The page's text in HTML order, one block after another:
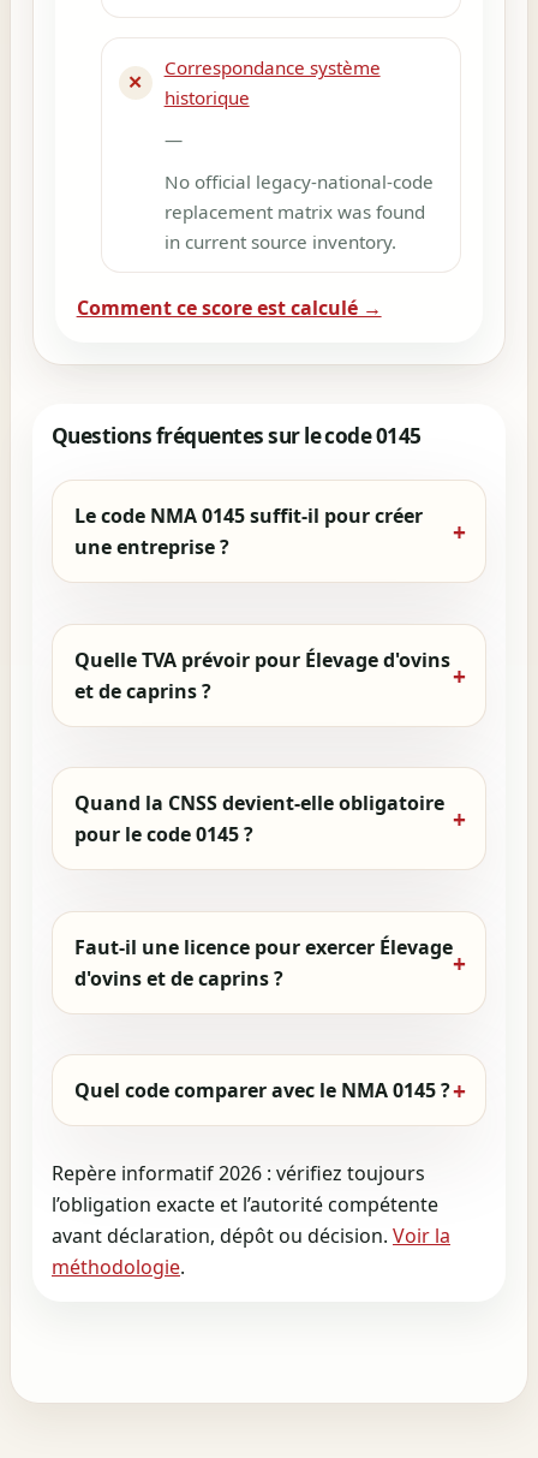
✕
Correspondance système
historique
—
No official legacy-national-code
replacement matrix was found
in current source inventory.
Comment ce score est calculé →
Questions fréquentes sur le code 0145
Le code NMA 0145 suffit-il pour créer
une entreprise ?
Quelle TVA prévoir pour Élevage d'ovins
et de caprins ?
Quand la CNSS devient-elle obligatoire
pour le code 0145 ?
Faut-il une licence pour exercer Élevage
d'ovins et de caprins ?
Quel code comparer avec le NMA 0145 ?
Repère informatif 2026 : vérifiez toujours
l’obligation exacte et l’autorité compétente
avant déclaration, dépôt ou décision. Voir la
méthodologie.